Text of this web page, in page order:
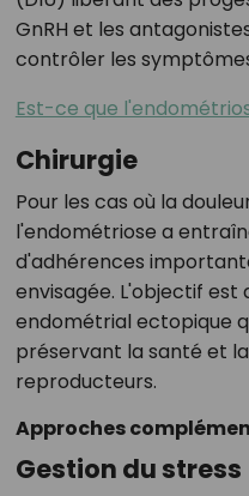
GnRH et les
contrôler les
Est-ce que
Chirurgie
Pour les cas où la
l'endométriose a
d'adhérences
envisagée. L'objectif
endométrial ectopique
préservant la santé et
reproducteurs.
Approches
Gestion du stress